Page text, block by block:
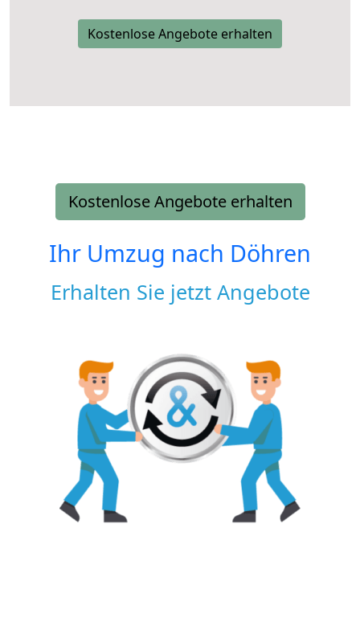
Kostenlose Angebote erhalten
Kostenlose Angebote erhalten
Ihr Umzug nach Döhren
Erhalten Sie jetzt Angebote